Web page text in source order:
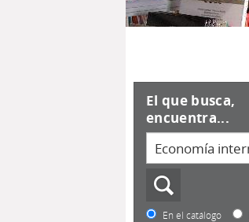
El que busca,
encuentra...
En el catálogo